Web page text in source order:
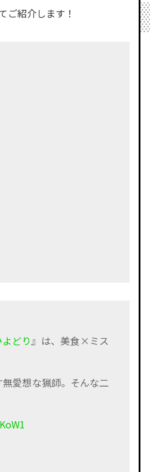
ご紹介します！
どり』は、美食×ミス
愛想な猟師。そんな二